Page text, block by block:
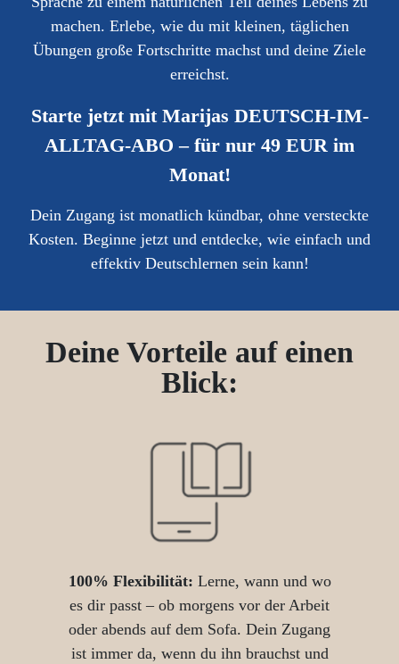
machen. Erlebe, wie du mit kleinen, täglichen
Übungen große Fortschritte machst und deine Ziele
erreichst.
Starte jetzt mit Marijas DEUTSCH-IM-
ALLTAG-ABO – für nur 49 EUR im
Monat!
Dein Zugang ist monatlich kündbar, ohne versteckte
Kosten. Beginne jetzt und entdecke, wie einfach und
effektiv Deutschlernen sein kann!
Deine Vorteile auf einen
Blick:
100% Flexibilität: Lerne, wann und wo
es dir passt – ob morgens vor der Arbeit
oder abends auf dem Sofa. Dein Zugang
ist immer da, wenn du ihn brauchst und